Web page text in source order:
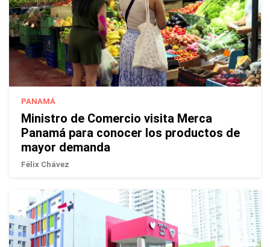
PANAMÁ
Ministro de Comercio visita Merca
Panamá para conocer los productos de
mayor demanda
Félix Chávez